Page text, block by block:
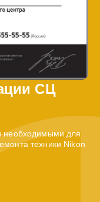
СЦ
необходимыми для
техники Nikon